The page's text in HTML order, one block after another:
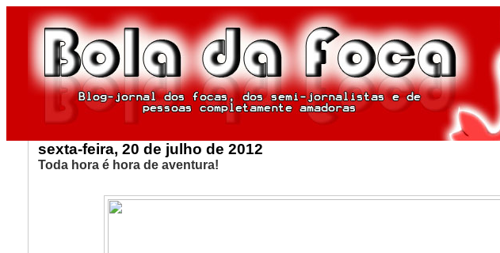
sexta-feira, 20 de julho de 2012
Toda hora é hora de aventura!